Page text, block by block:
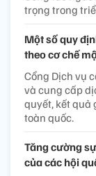
trọng trong
Một số quy
theo cơ chế
Cổng Dịch vụ
và cung cấp
quyết, kết quả
toàn quốc.
Tăng cường
của các hội